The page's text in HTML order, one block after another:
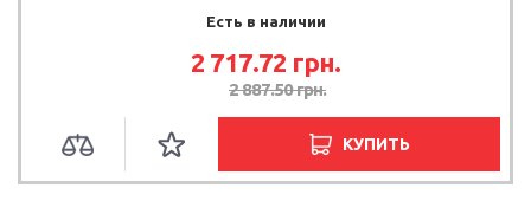
Есть в наличии
2 717.72 грн.
2 887.50 грн.
КУПИТЬ